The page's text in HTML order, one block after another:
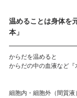
温めることは身体を
本」
からだを温めると
からだの中の血液など
細胞内・細胞外（間質